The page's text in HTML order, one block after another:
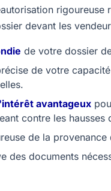
devant les
de votre dossier
de votre
avantageux
contre les hausses
de la
des documents